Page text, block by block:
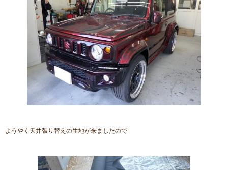
ようやく天井張り替えの生地が来ましたので